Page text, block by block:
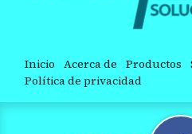
Inicio Acerca de Productos
Política de privacidad